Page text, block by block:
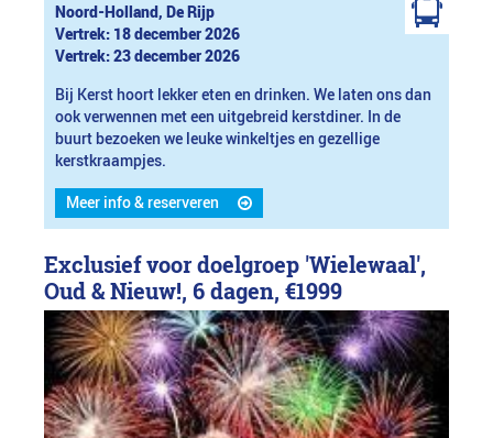
Noord-Holland, De Rijp
Vertrek: 18 december 2026
Vertrek: 23 december 2026
Bij Kerst hoort lekker eten en drinken. We laten ons dan
ook verwennen met een uitgebreid kerstdiner. In de
buurt bezoeken we leuke winkeltjes en gezellige
kerstkraampjes.
Meer info & reserveren
Exclusief voor doelgroep 'Wielewaal',
Oud & Nieuw!, 6 dagen, €1999